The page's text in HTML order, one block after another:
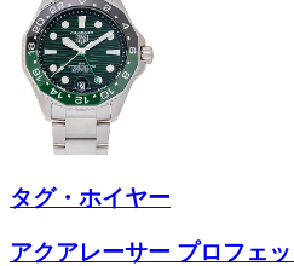
タグ・ホイヤー
アクアレーサー プロフェ